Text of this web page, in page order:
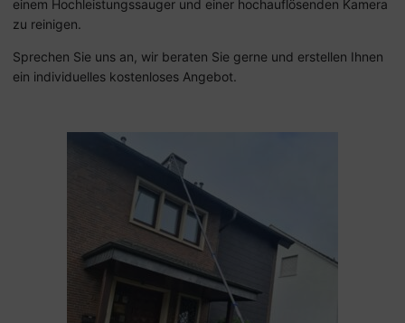
einem Hochleistungssauger und einer hochauflösenden Kamera
zu reinigen.
Sprechen Sie uns an, wir beraten Sie gerne und erstellen Ihnen
ein individuelles kostenloses Angebot.